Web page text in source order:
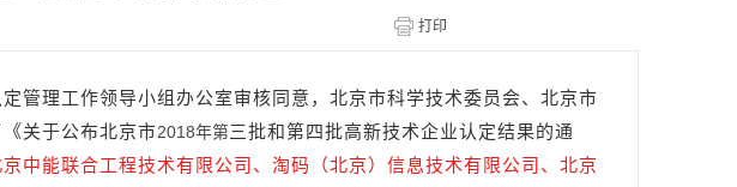
管理工作领导小组办公室审核同意，北京市科学技术委员会、北京市
关于公布北京市2018年第三批和第四批高新技术企业认定结果的通
京中能联合工程技术有限公司、淘码（北京）信息技术有限公司、北京